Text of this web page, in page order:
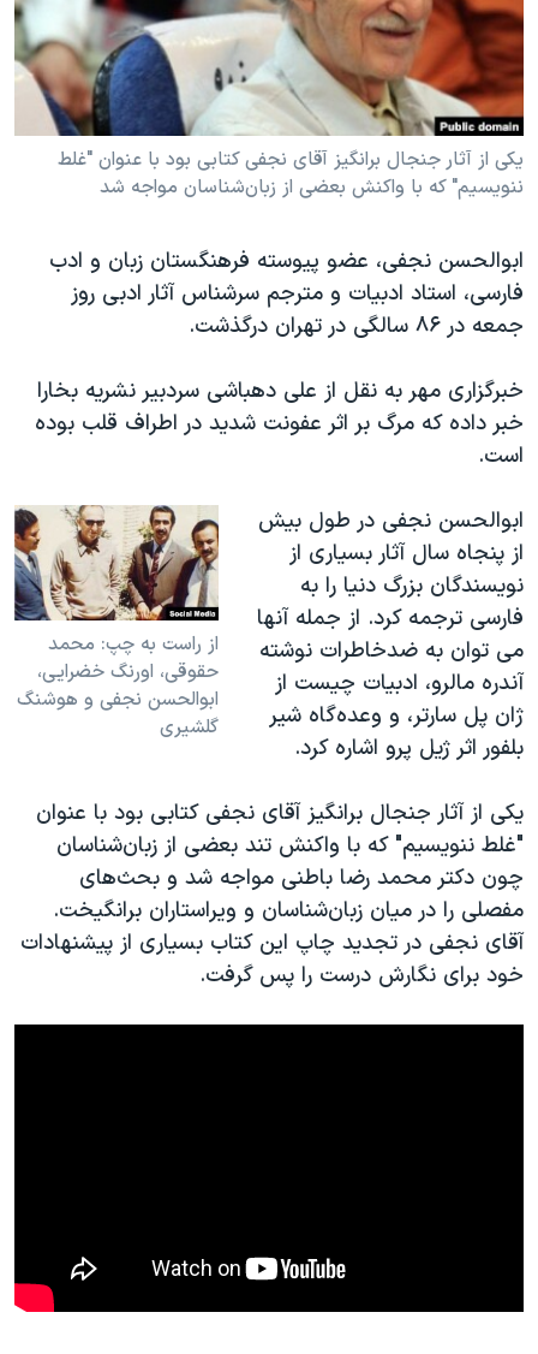
فرهنگ و زندگی
حقوق شهروندی
اقتصادی
علم و فناوری
اسرائیل در جنگ
آرشیو پخش زنده
مستندها
انتخابات ریاست جمهوری آمریکا ۲۰۲۴
حمله جمهوری اسلامی به اسرائیل
رمز مهسا
ورزش زنان در ایران
مجموعه مستندهای دادخواهی
تریبونال مردمی آبان ۹۸
چهل سال گروگان‌گیری
قانون شفافیت دارائی کادر رهبری ایران
اسرائیل در جنگ
نرگس محمدی برنده جایزه نوبل صلح
همایش محافظه‌کاران آمریکا «سی‌پک»
صفحه‌های ویژه
سفر پرزیدنت ترامپ به چین
دنبال کنید
زبانهای مختلف
یکی از آثار جنجال برانگیز آقای نجفی کتابی بود با عنوان "غلط
ننویسیم" که با واکنش بعضی از زبان‌شناسان مواجه شد
ابوالحسن نجفی، عضو پیوسته فرهنگستان زبان و ادب
فارسی، استاد ادبیات و مترجم سرشناس آثار ادبی روز
جمعه در ۸۶ سالگی در تهران درگذشت.
خبرگزاری مهر به نقل از علی دهباشی سردبیر نشریه بخارا
خبر داده که مرگ بر اثر عفونت شدید در اطراف قلب بوده
است.
از راست به چپ: محمد
حقوقی، اورنگ خضرایی،
ابوالحسن نجفی و هوشنگ
گلشیری
ابوالحسن نجفی در طول بیش
از پنجاه سال آثار بسیاری از
نویسندگان بزرگ دنیا را به
فارسی‌ ترجمه کرد. از جمله آنها
می توان به ضدخاطرات نوشته
آندره مالرو، ادبیات چیست از
ژان پل سارتر، و وعده‌گاه شیر
بلفور اثر ژیل پرو اشاره کرد.
یکی از آثار جنجال برانگیز آقای نجفی کتابی بود با عنوان
"غلط ننویسیم" که با واکنش تند بعضی از زبان‌شناسان
چون دکتر محمد رضا باطنی مواجه شد و بحث‌های
مفصلی را در میان زبان‌شناسان و ویراستاران برانگیخت.
آقای نجفی در تجدید چاپ این کتاب بسیاری از پیشنهادات
خود برای نگارش درست را پس گرفت.